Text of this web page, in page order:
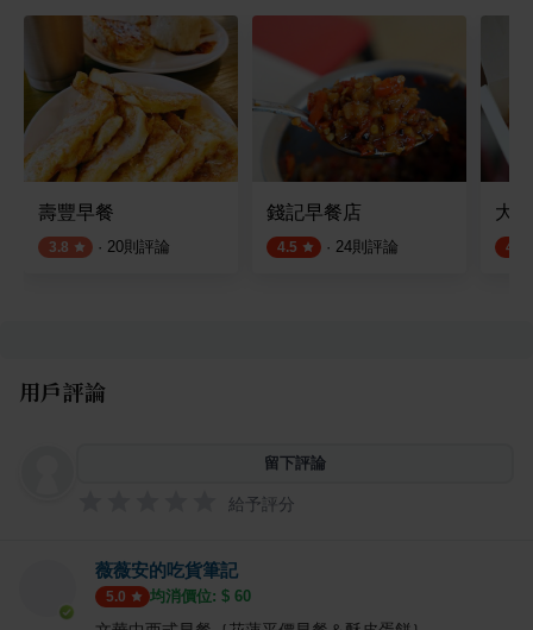
壽豐早餐
3.8 · 20則評論
錢記早餐店
4.5 · 24則評論
大
4.5
用戶評論
留下評論
給予評分
薇薇安的吃貨筆記
5.0 均消價位: $ 60